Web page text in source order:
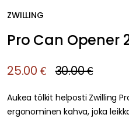
ZWILLING
Pro Can Opener
25.00 € 30.00 €
Aukea tölkit helposti Zwilling
ergonominen kahva, joka